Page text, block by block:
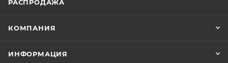
РАСПРОДАЖА
КОМПАНИЯ
ИНФОРМАЦИЯ